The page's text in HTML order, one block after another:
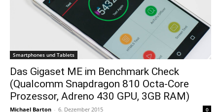
Smartphones und Tablets
Das Gigaset ME im Benchmark Check
(Qualcomm Snapdragon 810 Octa-Core
Prozessor, Adreno 430 GPU, 3GB RAM)
Michael Barton - 6. Dezember 2015 0